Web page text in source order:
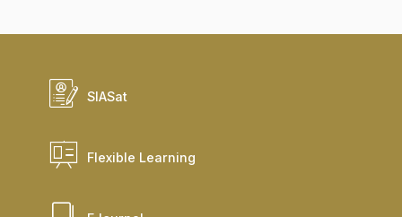
SIASat
Flexible Learning